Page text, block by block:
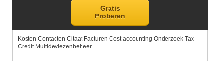
Gratis
Proberen
Kosten Contacten Citaat Facturen Cost accounting Onderzoek Tax
Credit Multideviezenbeheer